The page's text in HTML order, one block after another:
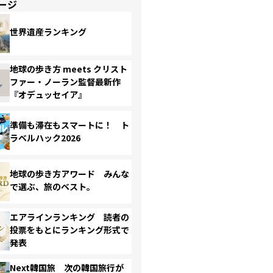
ジ
世界遺産ランキング
地球の歩き方 meets クリスト
ファー・ノーラン監督最新作
『オデュッセイア』
準備も滞在もスマートに！ ト
ラベルハック2026
地球の歩き方アワード みんな
で選ぶ、旅のベスト。
エアラインランキング 読者の
投票をもとにランキング形式で
発表
Next韓国旅 次の韓国旅行が